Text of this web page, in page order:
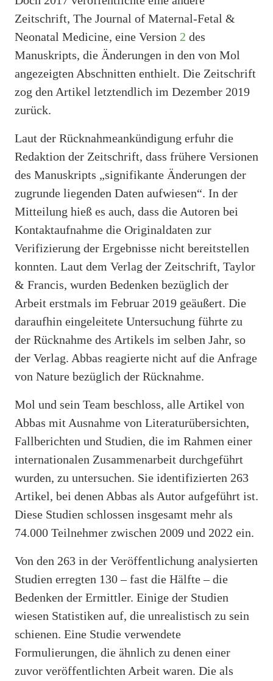
Zeitschrift, The Journal of Maternal-Fetal &
Neonatal Medicine, eine Version 2 des
Manuskripts, die Änderungen in den von Mol
angezeigten Abschnitten enthielt. Die Zeitschrift
zog den Artikel letztendlich im Dezember 2019
zurück.
Laut der Rücknahmeankündigung erfuhr die
Redaktion der Zeitschrift, dass frühere Versionen
des Manuskripts „signifikante Änderungen der
zugrunde liegenden Daten aufwiesen“. In der
Mitteilung hieß es auch, dass die Autoren bei
Kontaktaufnahme die Originaldaten zur
Verifizierung der Ergebnisse nicht bereitstellen
konnten. Laut dem Verlag der Zeitschrift, Taylor
& Francis, wurden Bedenken bezüglich der
Arbeit erstmals im Februar 2019 geäußert. Die
daraufhin eingeleitete Untersuchung führte zu
der Rücknahme des Artikels im selben Jahr, so
der Verlag. Abbas reagierte nicht auf die Anfrage
von Nature bezüglich der Rücknahme.
Mol und sein Team beschloss, alle Artikel von
Abbas mit Ausnahme von Literaturübersichten,
Fallberichten und Studien, die im Rahmen einer
internationalen Zusammenarbeit durchgeführt
wurden, zu untersuchen. Sie identifizierten 263
Artikel, bei denen Abbas als Autor aufgeführt ist.
Diese Studien schlossen insgesamt mehr als
74.000 Teilnehmer zwischen 2009 und 2022 ein.
Von den 263 in der Veröffentlichung analysierten
Studien erregten 130 – fast die Hälfte – die
Bedenken der Ermittler. Einige der Studien
wiesen Statistiken auf, die unrealistisch zu sein
schienen. Eine Studie verwendete
Formulierungen, die ähnlich zu denen einer
zuvor veröffentlichten Arbeit waren. Die als